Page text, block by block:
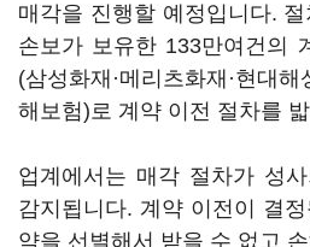
매각을 진행할 예정입니다.
손보가 보유한 133만여건의
(삼성화재·메리츠화재·현대해
해보험)로 계약 이전 절차를
업계에서는 매각 절차가 성
감지됩니다. 계약 이전이 결
약을 선별해서 받을 수 없고